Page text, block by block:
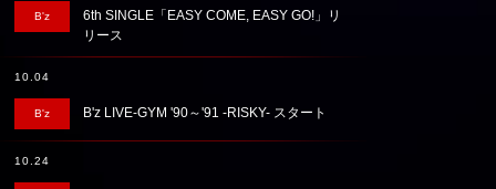
B'z
6th SINGLE「EASY COME, EASY GO!」リ
リース
10.04
B'z B'z LIVE-GYM '90～'91 -RISKY- スタート
10.24